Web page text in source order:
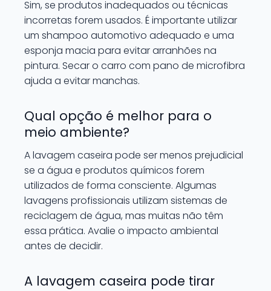
Sim, se produtos inadequados ou técnicas
incorretas forem usados. É importante utilizar
um shampoo automotivo adequado e uma
esponja macia para evitar arranhões na
pintura. Secar o carro com pano de microfibra
ajuda a evitar manchas.
Qual opção é melhor para o
meio ambiente?
A lavagem caseira pode ser menos prejudicial
se a água e produtos químicos forem
utilizados de forma consciente. Algumas
lavagens profissionais utilizam sistemas de
reciclagem de água, mas muitas não têm
essa prática. Avalie o impacto ambiental
antes de decidir.
A lavagem caseira pode tirar